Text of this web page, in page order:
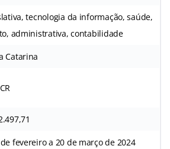
tecnologia da informação, saúde,
administrativa, contabilidade
Catarina
fevereiro a 20 de março de 2024